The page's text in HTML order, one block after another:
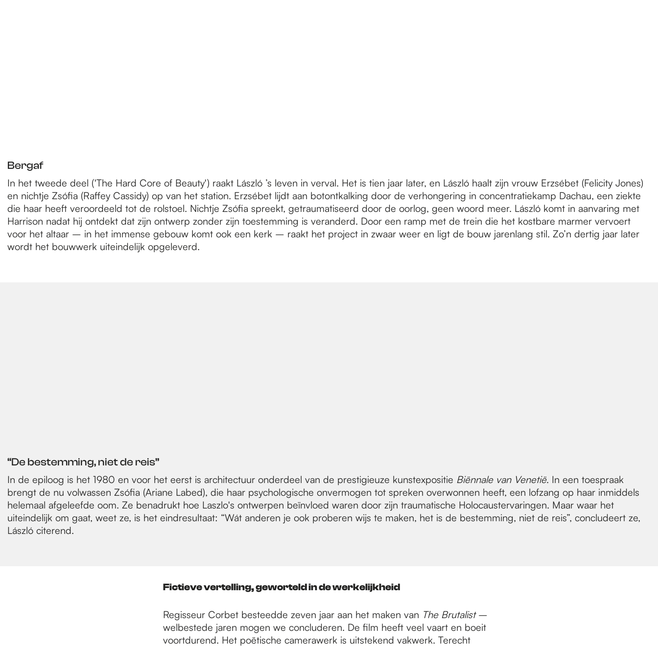
Bergaf
In het tweede deel ('The Hard Core of Beauty') raakt László ’s leven in verval. Het is tien jaar later, en László haalt zijn vrouw Erzsébet (Felicity Jones)
en nichtje Zsófia (Raffey Cassidy) op van het station. Erzsébet lijdt aan botontkalking door de verhongering in concentratiekamp Dachau, een ziekte
die haar heeft veroordeeld tot de rolstoel. Nichtje Zsófia spreekt, getraumatiseerd door de oorlog, geen woord meer. László komt in aanvaring met
Harrison nadat hij ontdekt dat zijn ontwerp zonder zijn toestemming is veranderd. Door een ramp met de trein die het kostbare marmer vervoert
voor het altaar – in het immense gebouw komt ook een kerk – raakt het project in zwaar weer en ligt de bouw jarenlang stil. Zo’n dertig jaar later
wordt het bouwwerk uiteindelijk opgeleverd.
“De bestemming, niet de reis”
In de epiloog is het 1980 en voor het eerst is architectuur onderdeel van de prestigieuze kunstexpositie Biënnale van Venetië. In een toespraak
brengt de nu volwassen Zsófia (Ariane Labed), die haar psychologische onvermogen tot spreken overwonnen heeft, een lofzang op haar inmiddels
helemaal afgeleefde oom. Ze benadrukt hoe Laszlo's ontwerpen beïnvloed waren door zijn traumatische Holocaustervaringen. Maar waar het
uiteindelijk om gaat, weet ze, is het eindresultaat: “Wát anderen je ook proberen wijs te maken, het is de bestemming, niet de reis”, concludeert ze,
László citerend.
Fictieve vertelling, geworteld in de werkelijkheid
Regisseur Corbet besteedde zeven jaar aan het maken van The Brutalist–
welbestede jaren mogen we concluderen. De film heeft veel vaart en boeit
voortdurend. Het poëtische camerawerk is uitstekend vakwerk. Terecht